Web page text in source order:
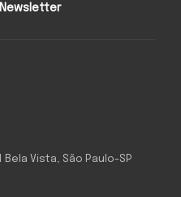
Bela Vista, São Paulo-SP
Newsletter